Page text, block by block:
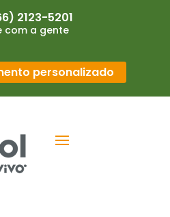
2123-5201
com a gente
personalizado